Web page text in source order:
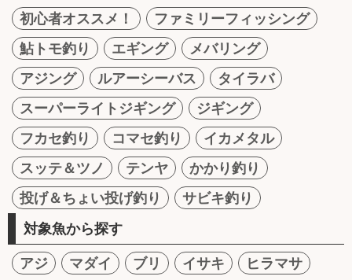
初心者オススメ！
ファミリーフィッシング
鮎トモ釣り
エギング
メバリング
アジング
ルアーシーバス
タイラバ
スーパーライトジギング
ジギング
フカセ釣り
コマセ釣り
イカメタル
スッテ＆ツノ
テンヤ
かかり釣り
投げ＆ちょい投げ釣り
サビキ釣り
対象魚から探す
アジ マダイ ブリ イサキ
ヒラマサ